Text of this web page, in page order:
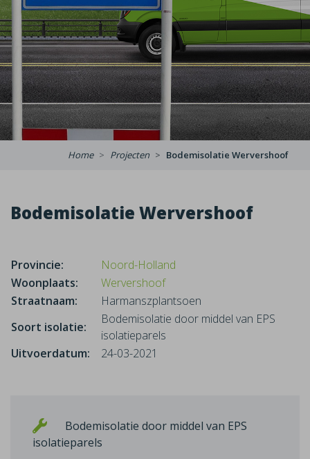
Home Projecten Bodemisolatie Wervershoof
Bodemisolatie Wervershoof
Provincie:
Noord-Holland
Woonplaats:
Wervershoof
Straatnaam:
Harmanszplantsoen
Soort isolatie:
Bodemisolatie door middel van EPS
isolatieparels
Uitvoerdatum:
24-03-2021
Bodemisolatie door middel van EPS
isolatieparels